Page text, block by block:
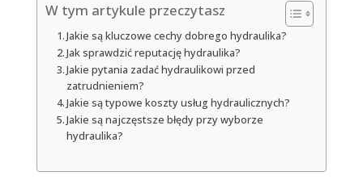
W tym artykule przeczytasz
Jakie są kluczowe cechy dobrego hydraulika?
Jak sprawdzić reputację hydraulika?
Jakie pytania zadać hydraulikowi przed
zatrudnieniem?
Jakie są typowe koszty usług hydraulicznych?
Jakie są najczęstsze błędy przy wyborze
hydraulika?